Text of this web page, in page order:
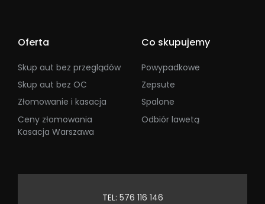
Oferta
Skup aut bez przeglądów
Skup aut bez OC
Złomowanie i kasacja
Ceny złomowania
Kasacja Warszawa
Co skupujemy
Powypadkowe
Zepsute
Spalone
Odbiór lawetą
TEL: 576 116 146